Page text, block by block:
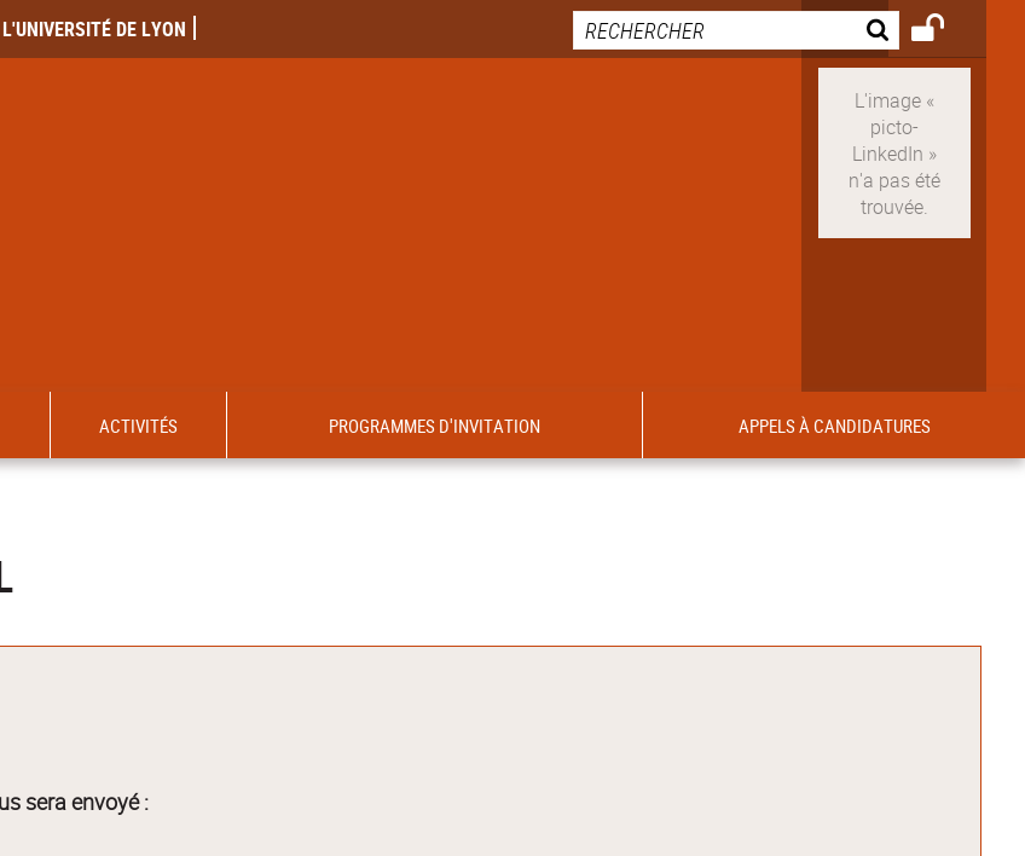
L'UNIVERSITÉ DE LYON
ACTIVITÉS PROGRAMMES D'INVITATION APPELS À CANDIDATURES
sera envoyé :